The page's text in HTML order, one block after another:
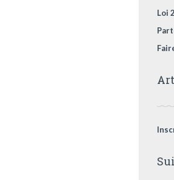
Loi